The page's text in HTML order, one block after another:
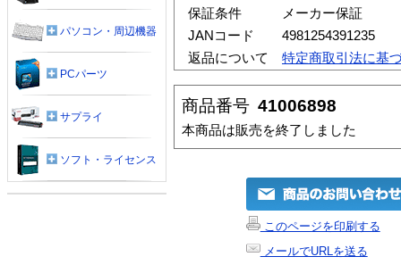
保証条件
メーカー保証
JANコード
4981254391235
返品について
特定商取引法に基
商品番号 41006898
本商品は販売を終了しました
このページを印刷する
メールでURLを送る
パソコン・周辺機器
PCパーツ
サプライ
ソフト・ライセンス